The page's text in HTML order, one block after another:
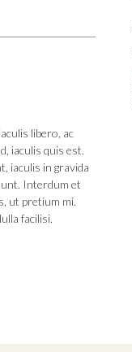
libero, ac
iaculis quis est.
iaculis in gravida
Interdum et
ut pretium mi.
facilisi.